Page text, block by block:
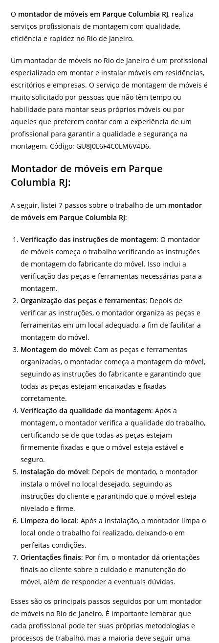
O montador de móveis em Parque Columbia RJ, realiza
serviços profissionais de montagem com qualidade,
eficiência e rapidez no Rio de Janeiro.
Um montador de móveis no Rio de Janeiro é um profissional
especializado em montar e instalar móveis em residências,
escritórios e empresas. O serviço de montagem de móveis é
muito solicitado por pessoas que não têm tempo ou
habilidade para montar seus próprios móveis ou por
aqueles que preferem contar com a experiência de um
profissional para garantir a qualidade e segurança na
montagem. Código: GU8J0L6F4C0LM6V4D6.
Montador de móveis em Parque
Columbia RJ:
A seguir, listei 7 passos sobre o trabalho de um montador
de móveis em Parque Columbia RJ:
Verificação das instruções de montagem: O montador
de móveis começa o trabalho verificando as instruções
de montagem do fabricante do móvel. Isso inclui a
verificação das peças e ferramentas necessárias para a
montagem.
Organização das peças e ferramentas: Depois de
verificar as instruções, o montador organiza as peças e
ferramentas em um local adequado, a fim de facilitar a
montagem do móvel.
Montagem do móvel: Com as peças e ferramentas
organizadas, o montador começa a montagem do móvel,
seguindo as instruções do fabricante e garantindo que
todas as peças estejam encaixadas e fixadas
corretamente.
Verificação da qualidade da montagem: Após a
montagem, o montador verifica a qualidade do trabalho,
certificando-se de que todas as peças estejam
firmemente fixadas e que o móvel esteja estável e
seguro.
Instalação do móvel: Depois de montado, o montador
instala o móvel no local desejado, seguindo as
instruções do cliente e garantindo que o móvel esteja
nivelado e firme.
Limpeza do local: Após a instalação, o montador limpa o
local onde o trabalho foi realizado, deixando-o em
perfeitas condições.
Orientações finais: Por fim, o montador dá orientações
finais ao cliente sobre o cuidado e manutenção do
móvel, além de responder a eventuais dúvidas.
Esses são os principais passos seguidos por um montador
de móveis no Rio de Janeiro. É importante lembrar que
cada profissional pode ter suas próprias metodologias e
processos de trabalho, mas a maioria deve seguir uma